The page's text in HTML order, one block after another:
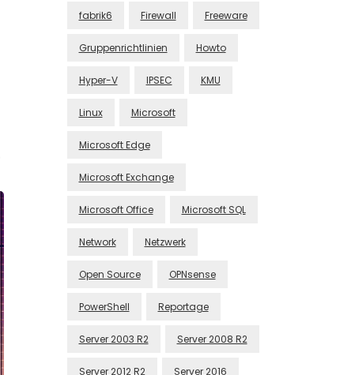
fabrik6 Firewall Freeware
Gruppenrichtlinien Howto
Hyper-V IPSEC KMU
Linux Microsoft
Microsoft Edge
Microsoft Exchange
Microsoft Office Microsoft SQL
Network Netzwerk
Open Source OPNsense
PowerShell Reportage
Server 2003 R2 Server 2008 R2
Server 2012 R2 Server 2016